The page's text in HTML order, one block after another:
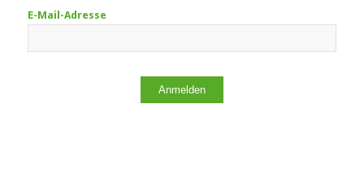
E-Mail-Adresse
Anmelden